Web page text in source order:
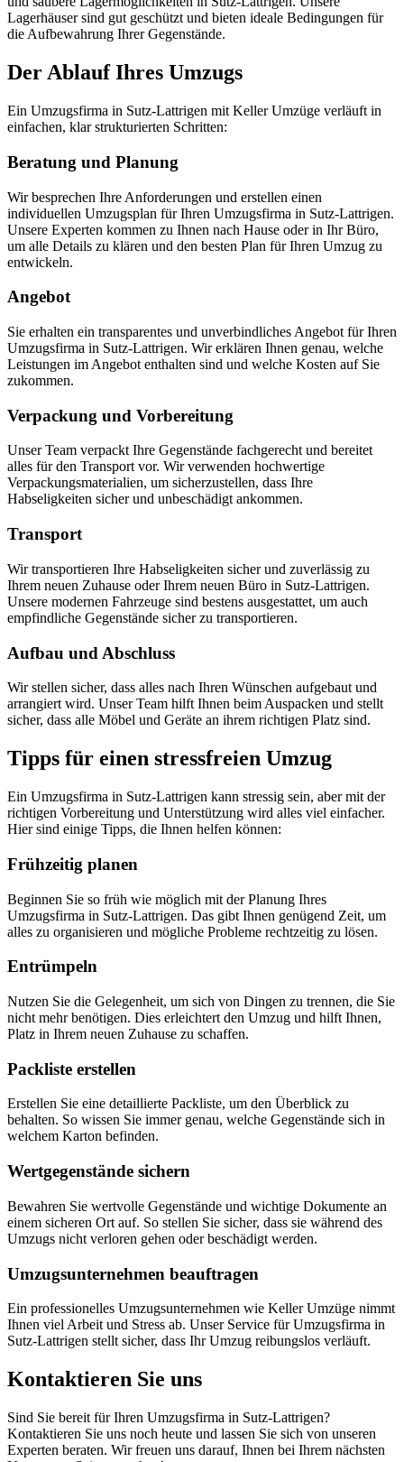
Lagerhäuser sind gut geschützt und bieten ideale Bedingungen für
die Aufbewahrung Ihrer Gegenstände.
Der Ablauf Ihres Umzugs
Ein Umzugsfirma in Sutz-Lattrigen mit Keller Umzüge verläuft in
einfachen, klar strukturierten Schritten:
Beratung und Planung
Wir besprechen Ihre Anforderungen und erstellen einen
individuellen Umzugsplan für Ihren Umzugsfirma in Sutz-Lattrigen.
Unsere Experten kommen zu Ihnen nach Hause oder in Ihr Büro,
um alle Details zu klären und den besten Plan für Ihren Umzug zu
entwickeln.
Angebot
Sie erhalten ein transparentes und unverbindliches Angebot für Ihren
Umzugsfirma in Sutz-Lattrigen. Wir erklären Ihnen genau, welche
Leistungen im Angebot enthalten sind und welche Kosten auf Sie
zukommen.
Verpackung und Vorbereitung
Unser Team verpackt Ihre Gegenstände fachgerecht und bereitet
alles für den Transport vor. Wir verwenden hochwertige
Verpackungsmaterialien, um sicherzustellen, dass Ihre
Habseligkeiten sicher und unbeschädigt ankommen.
Transport
Wir transportieren Ihre Habseligkeiten sicher und zuverlässig zu
Ihrem neuen Zuhause oder Ihrem neuen Büro in Sutz-Lattrigen.
Unsere modernen Fahrzeuge sind bestens ausgestattet, um auch
empfindliche Gegenstände sicher zu transportieren.
Aufbau und Abschluss
Wir stellen sicher, dass alles nach Ihren Wünschen aufgebaut und
arrangiert wird. Unser Team hilft Ihnen beim Auspacken und stellt
sicher, dass alle Möbel und Geräte an ihrem richtigen Platz sind.
Tipps für einen stressfreien Umzug
Ein Umzugsfirma in Sutz-Lattrigen kann stressig sein, aber mit der
richtigen Vorbereitung und Unterstützung wird alles viel einfacher.
Hier sind einige Tipps, die Ihnen helfen können:
Frühzeitig planen
Beginnen Sie so früh wie möglich mit der Planung Ihres
Umzugsfirma in Sutz-Lattrigen. Das gibt Ihnen genügend Zeit, um
alles zu organisieren und mögliche Probleme rechtzeitig zu lösen.
Entrümpeln
Nutzen Sie die Gelegenheit, um sich von Dingen zu trennen, die Sie
nicht mehr benötigen. Dies erleichtert den Umzug und hilft Ihnen,
Platz in Ihrem neuen Zuhause zu schaffen.
Packliste erstellen
Erstellen Sie eine detaillierte Packliste, um den Überblick zu
behalten. So wissen Sie immer genau, welche Gegenstände sich in
welchem Karton befinden.
Wertgegenstände sichern
Bewahren Sie wertvolle Gegenstände und wichtige Dokumente an
einem sicheren Ort auf. So stellen Sie sicher, dass sie während des
Umzugs nicht verloren gehen oder beschädigt werden.
Umzugsunternehmen beauftragen
Ein professionelles Umzugsunternehmen wie Keller Umzüge nimmt
Ihnen viel Arbeit und Stress ab. Unser Service für Umzugsfirma in
Sutz-Lattrigen stellt sicher, dass Ihr Umzug reibungslos verläuft.
Kontaktieren Sie uns
Sind Sie bereit für Ihren Umzugsfirma in Sutz-Lattrigen?
Kontaktieren Sie uns noch heute und lassen Sie sich von unseren
Experten beraten. Wir freuen uns darauf, Ihnen bei Ihrem nächsten